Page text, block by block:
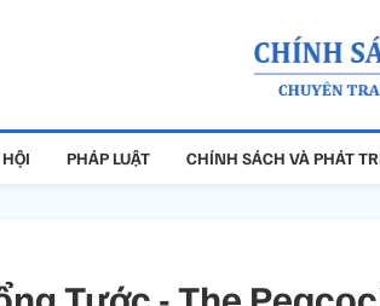
PHÁP LUẬT CHÍNH SÁCH VÀ PHÁT